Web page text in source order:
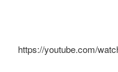
https://youtube.com/